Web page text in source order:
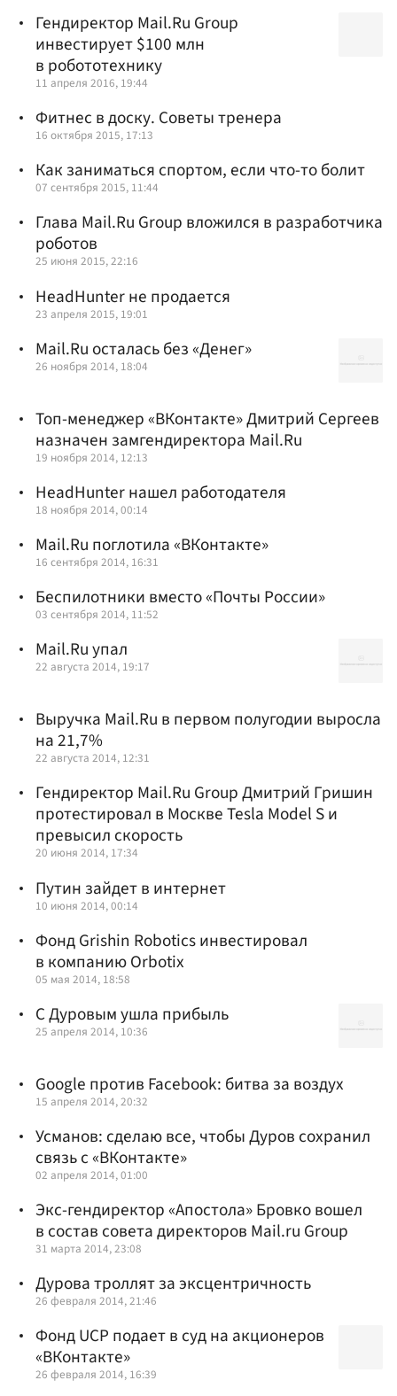
Гендиректор Mail.Ru Group
инвестирует $100 млн
в робототехнику
11 апреля 2016, 19:44
Фитнес в доску. Советы тренера
16 октября 2015, 17:13
Как заниматься спортом, если что-то болит
07 сентября 2015, 11:44
Глава Mail.Ru Group вложился в разработчика
роботов
25 июня 2015, 22:16
HeadHunter не продается
23 апреля 2015, 19:01
Mail.Ru осталась без «Денег»
26 ноября 2014, 18:04
Топ-менеджер «ВКонтакте» Дмитрий Сергеев
назначен замгендиректора Mail.Ru
19 ноября 2014, 12:13
HeadHunter нашел работодателя
18 ноября 2014, 00:14
Mail.Ru поглотила «ВКонтакте»
16 сентября 2014, 16:31
Беспилотники вместо «Почты России»
03 сентября 2014, 11:52
Mail.Ru упал
22 августа 2014, 19:17
Выручка Mail.Ru в первом полугодии выросла
на 21,7%
22 августа 2014, 12:31
Гендиректор Mail.Ru Group Дмитрий Гришин
протестировал в Москве Tesla Model S и
превысил скорость
20 июня 2014, 17:34
Путин зайдет в интернет
10 июня 2014, 00:14
Фонд Grishin Robotics инвестировал
в компанию Orbotix
05 мая 2014, 18:58
С Дуровым ушла прибыль
25 апреля 2014, 10:36
Google против Facebook: битва за воздух
15 апреля 2014, 20:32
Усманов: сделаю все, чтобы Дуров сохранил
связь с «ВКонтакте»
02 апреля 2014, 01:00
Экс-гендиректор «Апостола» Бровко вошел
в состав совета директоров Mail.ru Group
31 марта 2014, 23:08
Дурова троллят за эксцентричность
26 февраля 2014, 21:46
Фонд UCP подает в суд на акционеров
«ВКонтакте»
26 февраля 2014, 16:39